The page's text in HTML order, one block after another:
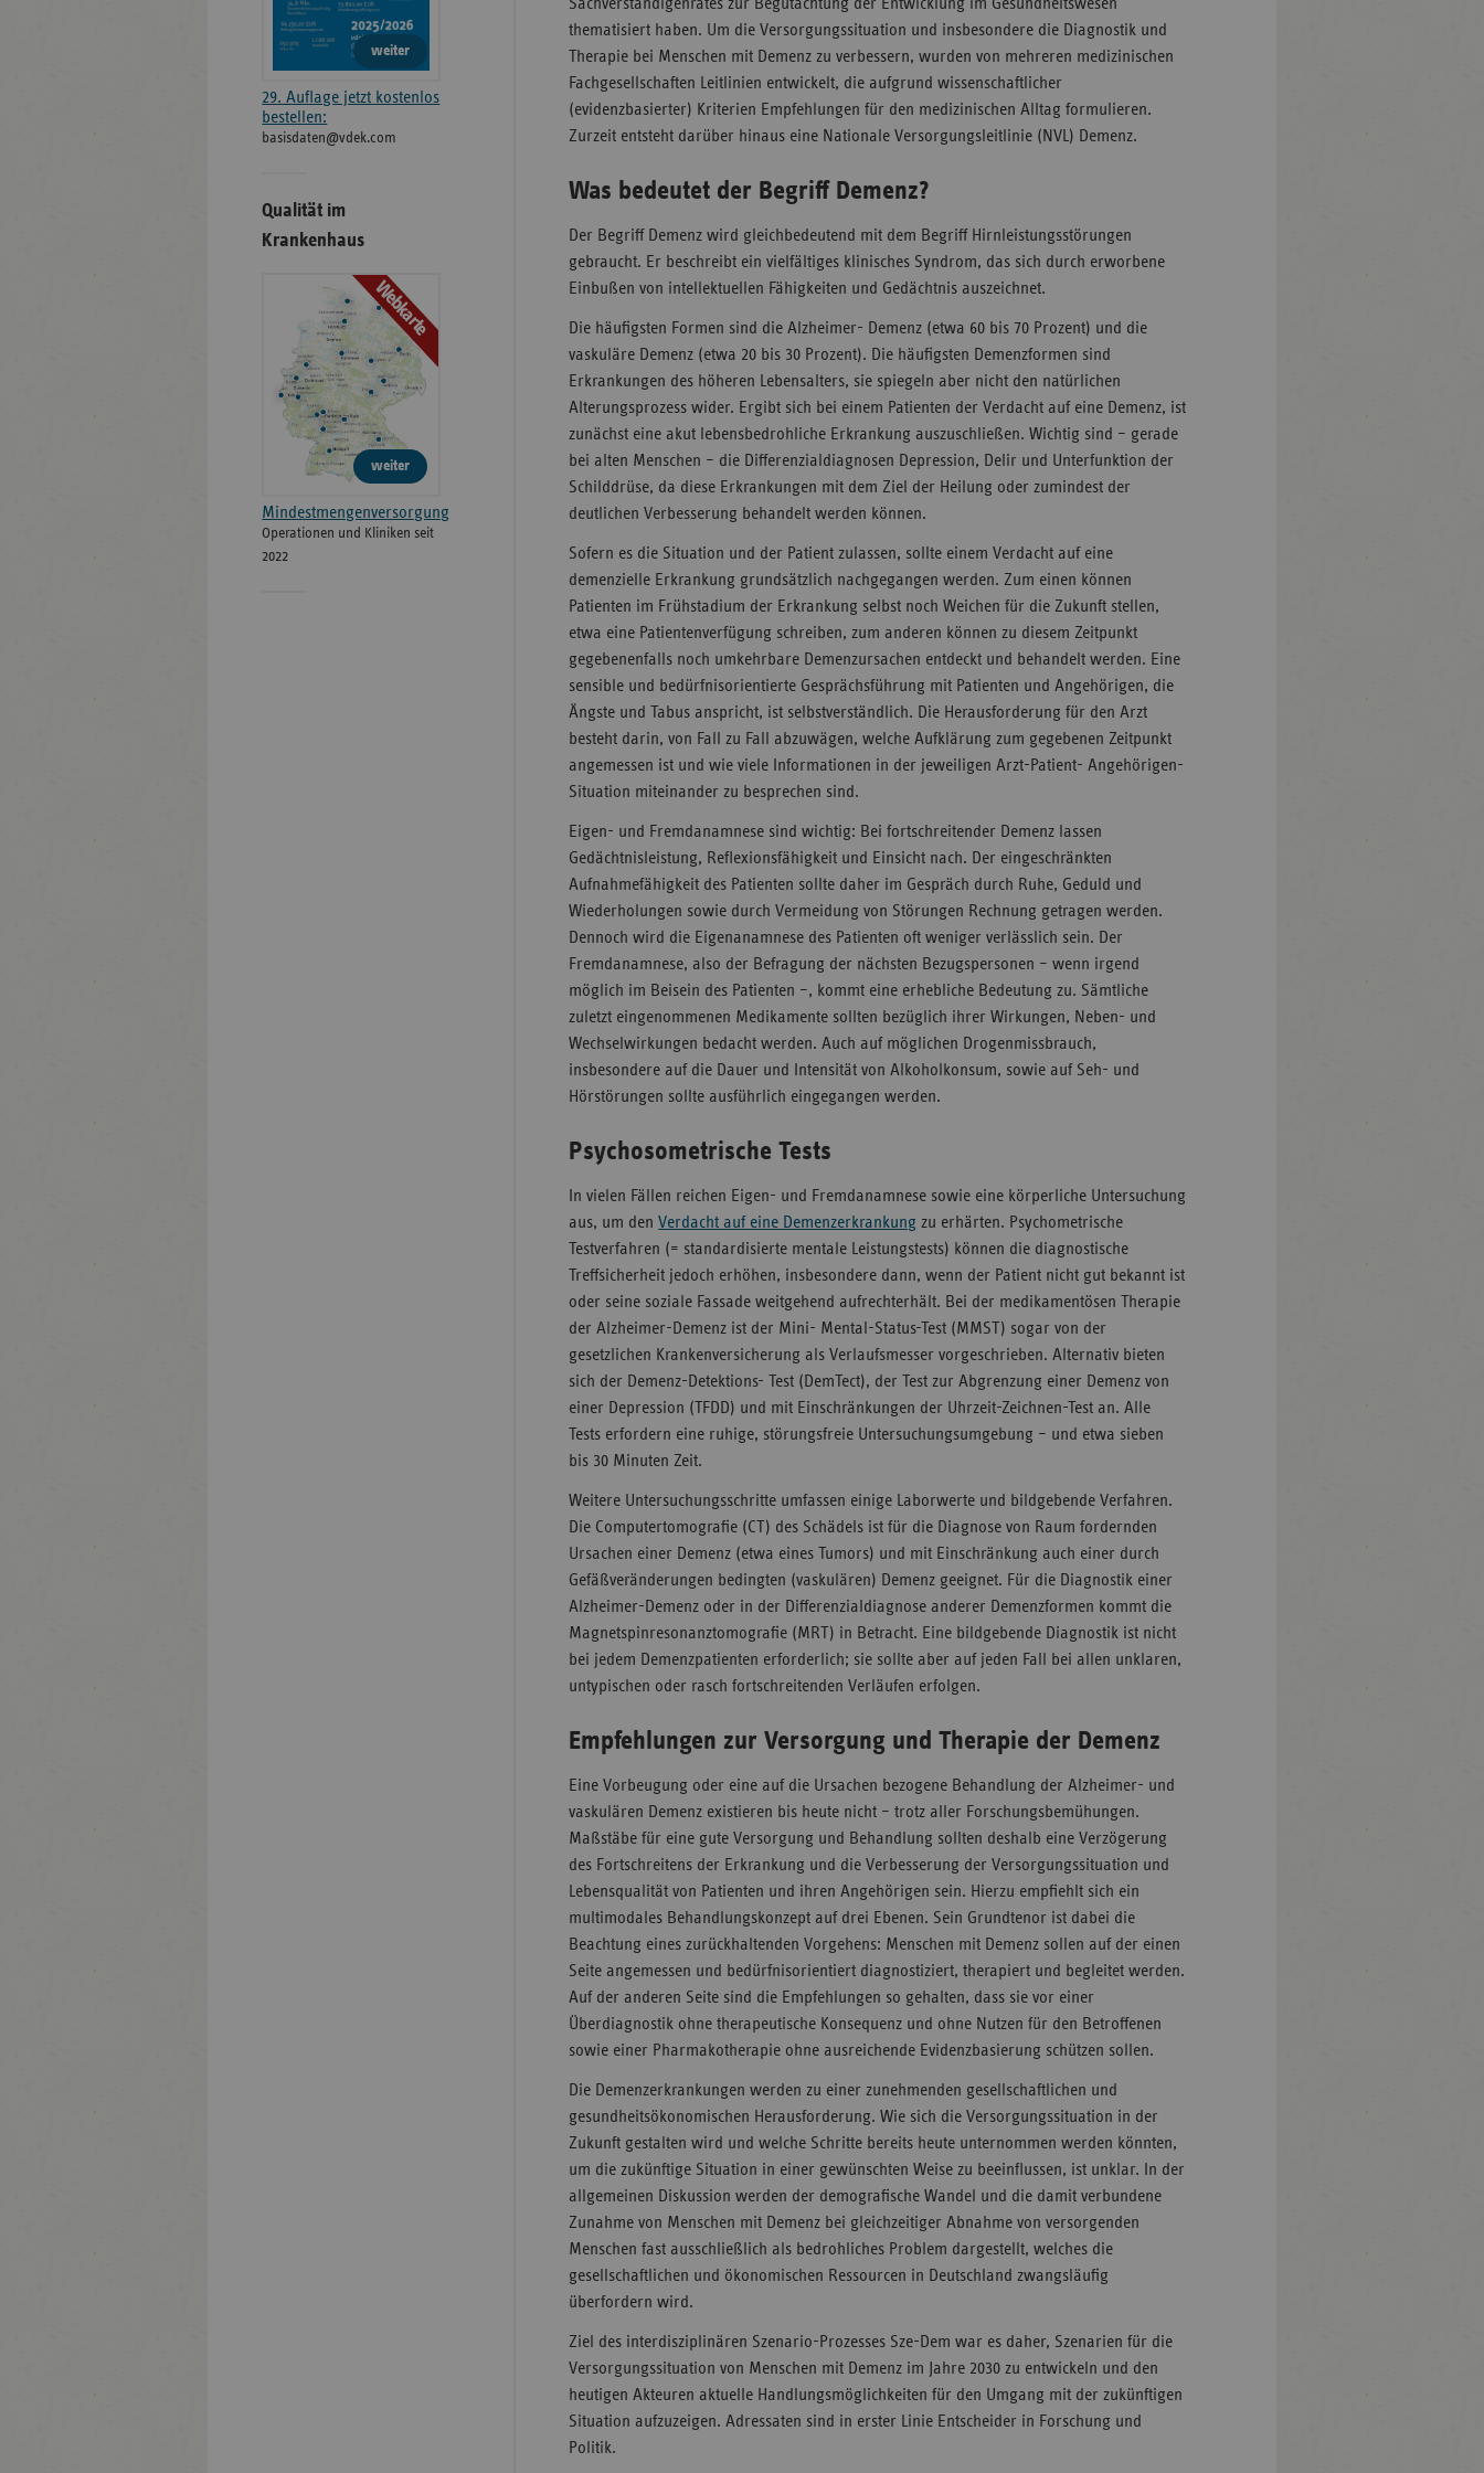
thematisiert haben. Um die Versorgungssituation und insbesondere die Diagnostik und
Therapie bei Menschen mit Demenz zu verbessern, wurden von mehreren medizinischen
Fachgesellschaften Leitlinien entwickelt, die aufgrund wissenschaftlicher
(evidenzbasierter) Kriterien Empfehlungen für den medizinischen Alltag formulieren.
Zurzeit entsteht darüber hinaus eine Nationale Versorgungsleitlinie (NVL) Demenz.
Was bedeutet der Begriff Demenz?
Der Begriff Demenz wird gleichbedeutend mit dem Begriff Hirnleistungsstörungen
gebraucht. Er beschreibt ein vielfältiges klinisches Syndrom, das sich durch erworbene
Einbußen von intellektuellen Fähigkeiten und Gedächtnis auszeichnet.
Die häufigsten Formen sind die Alzheimer- Demenz (etwa 60 bis 70 Prozent) und die
vaskuläre Demenz (etwa 20 bis 30 Prozent). Die häufigsten Demenzformen sind
Erkrankungen des höheren Lebensalters, sie spiegeln aber nicht den natürlichen
Alterungsprozess wider. Ergibt sich bei einem Patienten der Verdacht auf eine Demenz, ist
zunächst eine akut lebensbedrohliche Erkrankung auszuschließen. Wichtig sind – gerade
bei alten Menschen – die Differenzialdiagnosen Depression, Delir und Unterfunktion der
Schilddrüse, da diese Erkrankungen mit dem Ziel der Heilung oder zumindest der
deutlichen Verbesserung behandelt werden können.
Sofern es die Situation und der Patient zulassen, sollte einem Verdacht auf eine
demenzielle Erkrankung grundsätzlich nachgegangen werden. Zum einen können
Patienten im Frühstadium der Erkrankung selbst noch Weichen für die Zukunft stellen,
etwa eine Patientenverfügung schreiben, zum anderen können zu diesem Zeitpunkt
gegebenenfalls noch umkehrbare Demenzursachen entdeckt und behandelt werden. Eine
sensible und bedürfnisorientierte Gesprächsführung mit Patienten und Angehörigen, die
Ängste und Tabus anspricht, ist selbstverständlich. Die Herausforderung für den Arzt
besteht darin, von Fall zu Fall abzuwägen, welche Aufklärung zum gegebenen Zeitpunkt
angemessen ist und wie viele Informationen in der jeweiligen Arzt-Patient- Angehörigen-
Situation miteinander zu besprechen sind.
Eigen- und Fremdanamnese sind wichtig: Bei fortschreitender Demenz lassen
Gedächtnisleistung, Reflexionsfähigkeit und Einsicht nach. Der eingeschränkten
Aufnahmefähigkeit des Patienten sollte daher im Gespräch durch Ruhe, Geduld und
Wiederholungen sowie durch Vermeidung von Störungen Rechnung getragen werden.
Dennoch wird die Eigenanamnese des Patienten oft weniger verlässlich sein. Der
Fremdanamnese, also der Befragung der nächsten Bezugspersonen – wenn irgend
möglich im Beisein des Patienten –, kommt eine erhebliche Bedeutung zu. Sämtliche
zuletzt eingenommenen Medikamente sollten bezüglich ihrer Wirkungen, Neben- und
Wechselwirkungen bedacht werden. Auch auf möglichen Drogenmissbrauch,
insbesondere auf die Dauer und Intensität von Alkoholkonsum, sowie auf Seh- und
Hörstörungen sollte ausführlich eingegangen werden.
Psychosometrische Tests
In vielen Fällen reichen Eigen- und Fremdanamnese sowie eine körperliche Untersuchung
aus, um denVerdacht auf eine Demenzerkrankung zu erhärten. Psychometrische
Testverfahren (= standardisierte mentale Leistungstests) können die diagnostische
Treffsicherheit jedoch erhöhen, insbesondere dann, wenn der Patient nicht gut bekannt ist
oder seine soziale Fassade weitgehend aufrechterhält. Bei der medikamentösen Therapie
der Alzheimer-Demenz ist der Mini- Mental-Status-Test (MMST) sogar von der
gesetzlichen Krankenversicherung als Verlaufsmesser vorgeschrieben. Alternativ bieten
sich der Demenz-Detektions- Test (DemTect), der Test zur Abgrenzung einer Demenz von
einer Depression (TFDD) und mit Einschränkungen der Uhrzeit-Zeichnen-Test an. Alle
Tests erfordern eine ruhige, störungsfreie Untersuchungsumgebung – und etwa sieben
bis 30 Minuten Zeit.
Weitere Untersuchungsschritte umfassen einige Laborwerte und bildgebende Verfahren.
Die Computertomografie (CT) des Schädels ist für die Diagnose von Raum fordernden
Ursachen einer Demenz (etwa eines Tumors) und mit Einschränkung auch einer durch
Gefäßveränderungen bedingten (vaskulären) Demenz geeignet. Für die Diagnostik einer
Alzheimer-Demenz oder in der Differenzialdiagnose anderer Demenzformen kommt die
Magnetspinresonanztomografie (MRT) in Betracht. Eine bildgebende Diagnostik ist nicht
bei jedem Demenzpatienten erforderlich; sie sollte aber auf jeden Fall bei allen unklaren,
untypischen oder rasch fortschreitenden Verläufen erfolgen.
Empfehlungen zur Versorgung und Therapie der Demenz
Eine Vorbeugung oder eine auf die Ursachen bezogene Behandlung der Alzheimer- und
vaskulären Demenz existieren bis heute nicht – trotz aller Forschungsbemühungen.
Maßstäbe für eine gute Versorgung und Behandlung sollten deshalb eine Verzögerung
des Fortschreitens der Erkrankung und die Verbesserung der Versorgungssituation und
Lebensqualität von Patienten und ihren Angehörigen sein. Hierzu empfiehlt sich ein
multimodales Behandlungskonzept auf drei Ebenen. Sein Grundtenor ist dabei die
Beachtung eines zurückhaltenden Vorgehens: Menschen mit Demenz sollen auf der einen
Seite angemessen und bedürfnisorientiert diagnostiziert, therapiert und begleitet werden.
Auf der anderen Seite sind die Empfehlungen so gehalten, dass sie vor einer
Überdiagnostik ohne therapeutische Konsequenz und ohne Nutzen für den Betroffenen
sowie einer Pharmakotherapie ohne ausreichende Evidenzbasierung schützen sollen.
Die Demenzerkrankungen werden zu einer zunehmenden gesellschaftlichen und
gesundheitsökonomischen Herausforderung. Wie sich die Versorgungssituation in der
Zukunft gestalten wird und welche Schritte bereits heute unternommen werden könnten,
um die zukünftige Situation in einer gewünschten Weise zu beeinflussen, ist unklar. In der
allgemeinen Diskussion werden der demografische Wandel und die damit verbundene
Zunahme von Menschen mit Demenz bei gleichzeitiger Abnahme von versorgenden
Menschen fast ausschließlich als bedrohliches Problem dargestellt, welches die
gesellschaftlichen und ökonomischen Ressourcen in Deutschland zwangsläufig
überfordern wird.
Ziel des interdisziplinären Szenario-Prozesses Sze-Dem war es daher, Szenarien für die
Versorgungssituation von Menschen mit Demenz im Jahre 2030 zu entwickeln und den
heutigen Akteuren aktuelle Handlungsmöglichkeiten für den Umgang mit der zukünftigen
Situation aufzuzeigen. Adressaten sind in erster Linie Entscheider in Forschung und
Politik.
weiter
29. Auflage jetzt kostenlos
bestellen:
basisdaten@vdek.com
Qualität im
Krankenhaus
Webkarte
weiter
Mindestmengenversorgung
Operationen und Kliniken seit
2022